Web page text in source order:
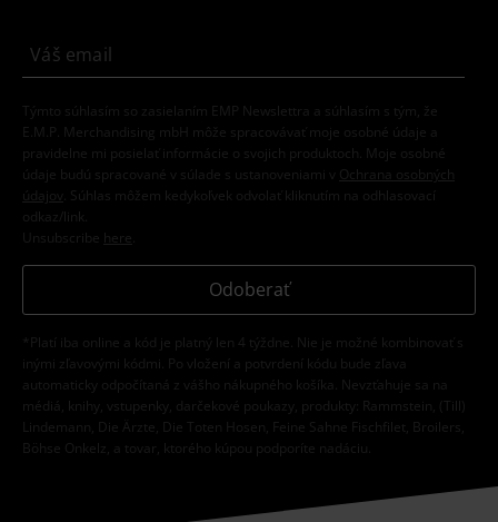
Týmto súhlasím so zasielaním EMP Newslettra a súhlasím s tým, že
E.M.P. Merchandising mbH môže spracovávať moje osobné údaje a
pravidelne mi posielať informácie o svojich produktoch. Moje osobné
údaje budú spracované v súlade s ustanoveniami v
Ochrana osobných
údajov
. Súhlas môžem kedykoľvek odvolať kliknutím na odhlasovací
odkaz/link.
Unsubscribe here
Odoberať
*Platí iba online a kód je platný len 4 týždne. Nie je možné kombinovať s
inými zľavovými kódmi. Po vložení a potvrdení kódu bude zľava
automaticky odpočítaná z vášho nákupného košíka. Nevzťahuje sa na
médiá, knihy, vstupenky, darčekové poukazy, produkty: Rammstein, (Till)
Lindemann, Die Ärzte, Die Toten Hosen, Feine Sahne Fischfilet, Broilers,
Böhse Onkelz, a tovar, ktorého kúpou podporíte nadáciu.